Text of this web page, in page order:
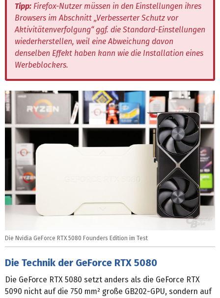
Tipp: Firefox-Nutzer müssen in den Einstellungen ihres
Browsers im Abschnitt „Verbesserter Schutz vor
Aktivitätenverfolgung“ ggf. die Standard-Einstellungen
wiederherstellen, weil eine Abweichung davon
denselben Effekt haben kann wie die Installation eines
Werbeblockers.
Die Nvidia GeForce RTX 5080 Founders Edition im Test
Die Technik der GeForce RTX 5080
Die GeForce RTX 5080 setzt anders als die GeForce RTX
5090 nicht auf die 750 mm² große GB202-GPU, sondern auf